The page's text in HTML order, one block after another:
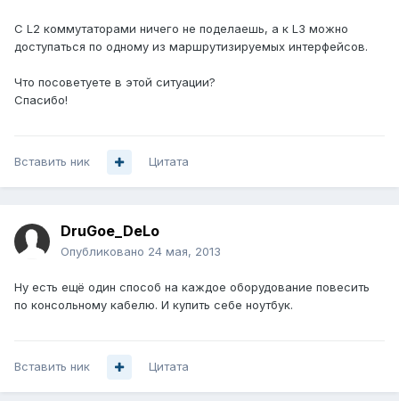
С L2 коммутаторами ничего не поделаешь, а к L3 можно
доступаться по одному из маршрутизируемых интерфейсов.
Что посоветуете в этой ситуации?
Спасибо!
Вставить ник Цитата
DruGoe_DeLo
Опубликовано 24 мая, 2013
Ну есть ещё один способ на каждое оборудование повесить
по консольному кабелю. И купить себе ноутбук.
Вставить ник Цитата